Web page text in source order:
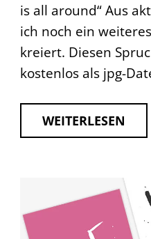
is all around“ Aus
ich noch ein
kreiert. Diesen
kostenlos als jpg-
WEITERLESEN